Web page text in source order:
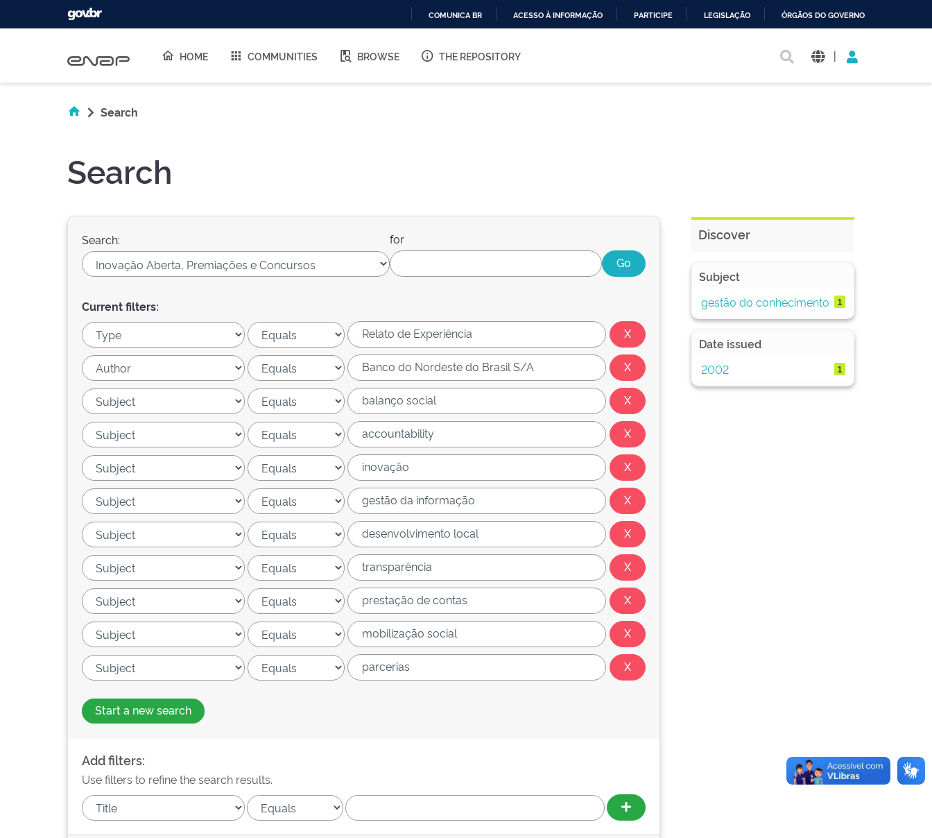
O
COMUNICA BR ACESSO À INFORMAÇÃO PARTICIPE LEGISLAÇÃO ÓRGÃOS DO GOVERNO
HOME COMMUNITIES BROWSE THE REPOSITORY |
Search
Search
Search: for
Current filters:
Start a new search
Add filters:
Use filters to refine the search results.
Discover
Subject
gestão do conhecimento
1
Date issued
2002
1